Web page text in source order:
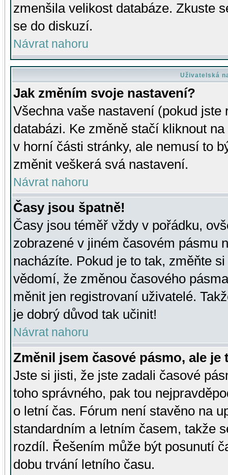
zmenšila velikost databáze. Zkuste
se do diskuzí.
Návrat nahoru
Uživatelská
Jak změním svoje nastavení?
Všechna vaše nastavení (pokud
databázi. Ke změně stačí kliknout
v horní části stránky, ale nemusí to
změnit veškerá svá nastavení.
Návrat nahoru
Časy jsou špatně!
Časy jsou téměř vždy v pořádku,
zobrazené v jiném časovém pásmu
nacházíte. Pokud je to tak, změňte
vědomí, že změnou časového
měnit jen registrovaní uživatelé.
je dobrý důvod tak učinit!
Návrat nahoru
Změnil jsem časové pásmo, ale je
Jste si jisti, že jste zadali časové
toho správného, pak tou
o letní čas. Fórum není stavěno na
standardním a letním časem, takže
rozdíl. Řešením může být posunutí
dobu trvání letního času.